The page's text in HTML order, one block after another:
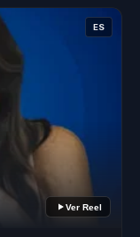
ES
Ver Reel